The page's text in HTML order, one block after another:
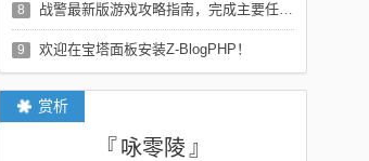
8 战警最新版游戏攻略指南，完成主要任务攻略及游戏指南
9 欢迎在宝塔面板安装Z-BlogPHP！
赏析
咏零陵